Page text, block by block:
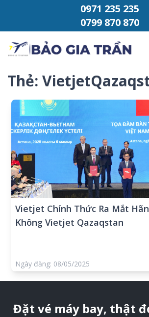
Chuyển đến phần nội dung0971 235 235
0799 870 870
Thẻ:
Vietjet Chính Thức Ra Mắt
Không Vietjet Qazaqstan
Ngày đăng: 08/05/2025
Đặt vé máy bay, thật